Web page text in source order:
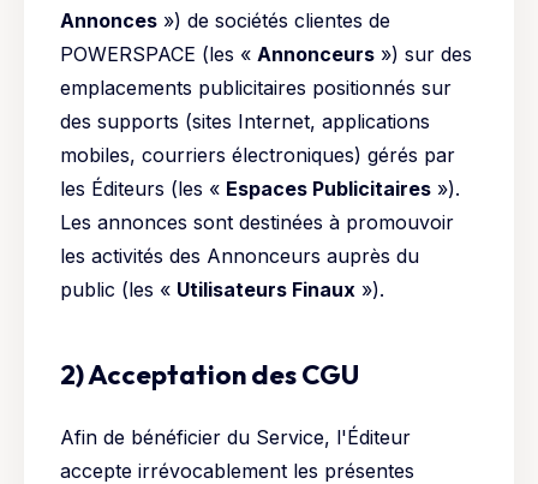
Annonces ») de sociétés clientes de
POWERSPACE (les « Annonceurs ») sur des
emplacements publicitaires positionnés sur
des supports (sites Internet, applications
mobiles, courriers électroniques) gérés par
les Éditeurs (les « Espaces Publicitaires »).
Les annonces sont destinées à promouvoir
les activités des Annonceurs auprès du
public (les « Utilisateurs Finaux »).
2) Acceptation des CGU
Afin de bénéficier du Service, l'Éditeur
accepte irrévocablement les présentes